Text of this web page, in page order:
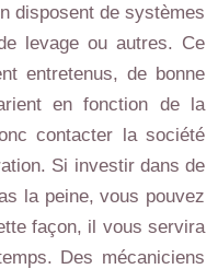
disposent de systèmes
levage ou autres. Ce
entretenus, de bonne
en fonction de la
contacter la société
Si investir dans de
la peine, vous pouvez
façon, il vous servira
Des mécaniciens